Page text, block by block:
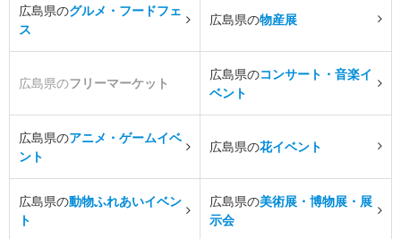
広島県のグルメ・フードフェ
ス
広島県の物産展
広島県のフリーマーケット
広島県のコンサート・音楽イ
ベント
広島県のアニメ・ゲームイベ
ント
広島県の花イベント
広島県の動物ふれあいイベン
ト
広島県の美術展・博物展・展
示会